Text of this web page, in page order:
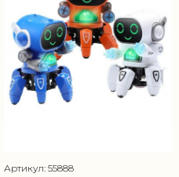
Артикул: 55888